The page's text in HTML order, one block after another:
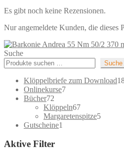
Es gibt noch keine Rezensionen.
Nur angemeldete Kunden, die dieses
Suche
Suche
Klöppelbriefe zum Download
Onlinekurse77
Bücher72
Produkte
Klöppeln6767
Produkte
Margaretenspitze55
Gutscheine1
Aktive Filter